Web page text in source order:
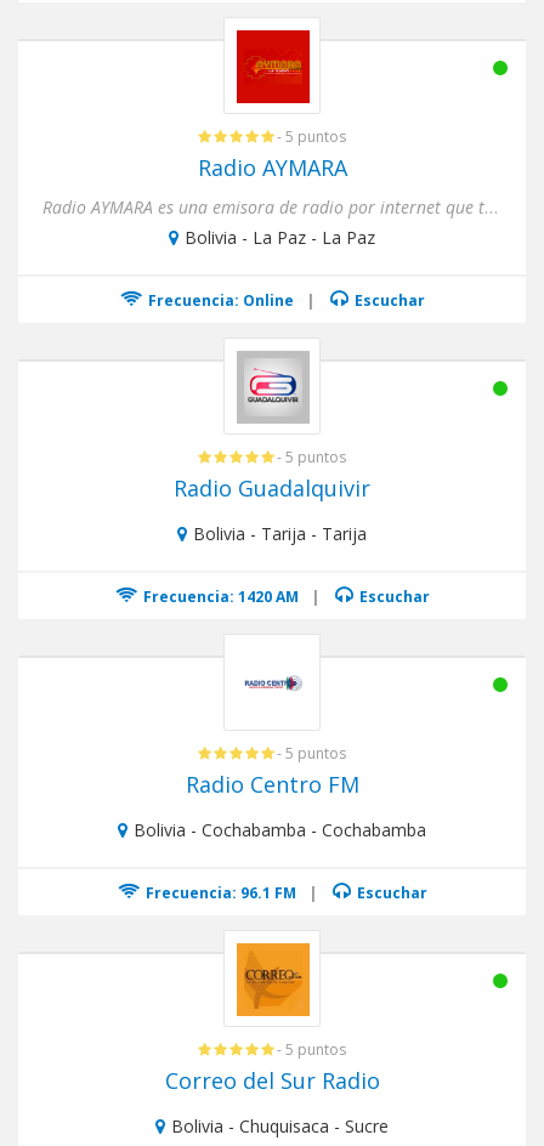
- 5 puntos
Radio AYMARA
Radio AYMARA es una emisora de radio por internet que transmite cultura, entretenimiento e información vera...
Bolivia - La Paz - La Paz
Frecuencia: Online | Escuchar
- 5 puntos
Radio Guadalquivir
Bolivia - Tarija - Tarija
Frecuencia: 1420 AM | Escuchar
- 5 puntos
Radio Centro FM
Bolivia - Cochabamba - Cochabamba
Frecuencia: 96.1 FM | Escuchar
- 5 puntos
Correo del Sur Radio
Bolivia - Chuquisaca - Sucre